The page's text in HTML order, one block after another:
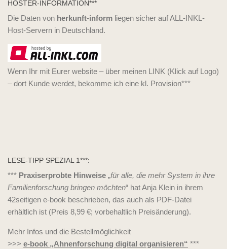
HOSTER-INFORMATION***
Die Daten von herkunft-inform liegen sicher auf ALL-INKL-
Host-Servern in Deutschland.
Wenn Ihr mit Eurer website – über meinen LINK (Klick auf Logo)
– dort Kunde werdet, bekomme ich eine kl. Provision***
LESE-TIPP SPEZIAL 1***:
*** Praxiserprobte Hinweise „für alle, die mehr System in ihre
Familienforschung bringen möchten“ hat Anja Klein in ihrem
42seitigen e-book beschrieben, das auch als PDF-Datei
erhältlich ist (Preis 8,99 €; vorbehaltlich Preisänderung).
Mehr Infos und die Bestellmöglichkeit
>>> e-book „Ahnenforschung digital organisieren“ ***